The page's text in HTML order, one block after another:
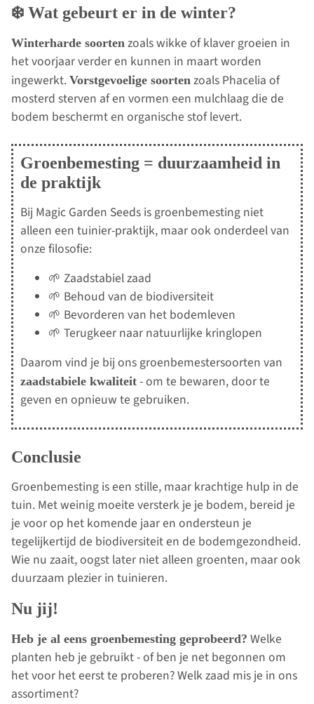
❄️ Wat gebeurt er in de winter?
Winterharde soorten zoals wikke of klaver groeien in
het voorjaar verder en kunnen in maart worden
ingewerkt. Vorstgevoelige soorten zoals Phacelia of
mosterd sterven af en vormen een mulchlaag die de
bodem beschermt en organische stof levert.
Groenbemesting = duurzaamheid in
de praktijk
Bij Magic Garden Seeds is groenbemesting niet
alleen een tuinier-praktijk, maar ook onderdeel van
onze filosofie:
🌱 Zaadstabiel zaad
🌱 Behoud van de biodiversiteit
🌱 Bevorderen van het bodemleven
🌱 Terugkeer naar natuurlijke kringlopen
Daarom vind je bij ons groenbemestersoorten van
zaadstabiele kwaliteit - om te bewaren, door te
geven en opnieuw te gebruiken.
Conclusie
Groenbemesting is een stille, maar krachtige hulp in de
tuin. Met weinig moeite versterk je je bodem, bereid je
je voor op het komende jaar en ondersteun je
tegelijkertijd de biodiversiteit en de bodemgezondheid.
Wie nu zaait, oogst later niet alleen groenten, maar ook
duurzaam plezier in tuinieren.
Nu jij!
Heb je al eens groenbemesting geprobeerd? Welke
planten heb je gebruikt - of ben je net begonnen om
het voor het eerst te proberen? Welk zaad mis je in ons
assortiment?